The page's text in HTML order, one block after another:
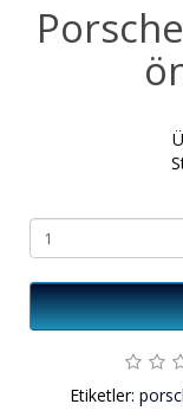
Etiketler: